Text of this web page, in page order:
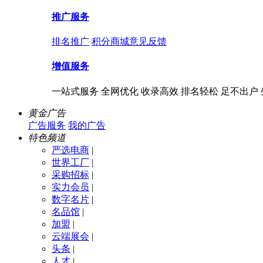
推广服务
排名推广 积分商城意见反馈
增值服务
一站式服务 全网优化 收录高效 排名轻松 足不出户
黄金广告
广告服务 我的广告
特色频道
严选电商 |
世界工厂 |
采购招标 |
实力会员 |
数字名片 |
名品馆 |
加盟 |
云端展会 |
头条 |
人才 |